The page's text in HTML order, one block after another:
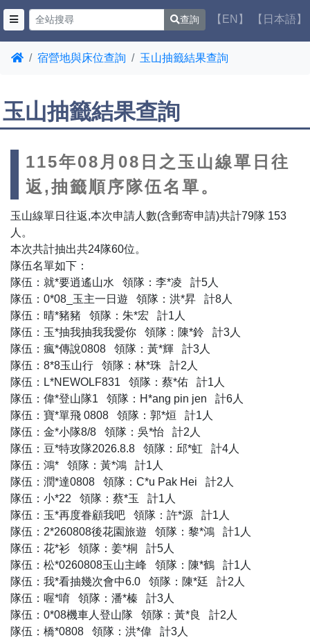
查詢 【EN】 【日本語】
宿營地與床位查詢 玉山抽籤結果查詢
玉山抽籤結果查詢
115年08月08日之玉山線單日往
返,抽籤順序隊伍名單。
玉山線單日往返,本次申請人數(含郵寄申請)共計79隊 153
人。
本次共計抽出共24隊60位。
隊伍名單如下：
隊伍：就*要逍遙山水 領隊：李*凌 計5人
隊伍：0*08_玉主一日遊 領隊：洪*昇 計8人
隊伍：晴*豬豬 領隊：朱*宏 計1人
隊伍：玉*抽我抽我我愛你 領隊：陳*鈴 計3人
隊伍：瘋*傳說0808 領隊：黃*輝 計3人
隊伍：8*8玉山行 領隊：林*珠 計2人
隊伍：L*NEWOLF831 領隊：蔡*佑 計1人
隊伍：偉*登山隊1 領隊：H*ang pin jen 計6人
隊伍：寶*單飛 0808 領隊：郭*烜 計1人
隊伍：金*小隊8/8 領隊：吳*怡 計2人
隊伍：豆*特攻隊2026.8.8 領隊：邱*虹 計4人
隊伍：鴻* 領隊：黃*鴻 計1人
隊伍：潤*達0808 領隊：C*u Pak Hei 計2人
隊伍：小*22 領隊：蔡*玉 計1人
隊伍：玉*再度眷顧我吧 領隊：許*源 計1人
隊伍：2*260808後花園旅遊 領隊：黎*鴻 計1人
隊伍：花*衫 領隊：姜*桐 計5人
隊伍：松*0260808玉山主峰 領隊：陳*鶴 計1人
隊伍：我*看抽幾次會中6.0 領隊：陳*廷 計2人
隊伍：喔*唷 領隊：潘*榛 計3人
隊伍：0*08機車人登山隊 領隊：黃*良 計2人
隊伍：橋*0808 領隊：洪*偉 計3人